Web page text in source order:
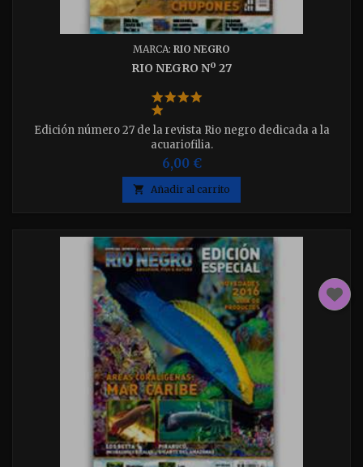
MARCA: RIO NEGRO
RIO NEGRO Nº 27
Edición número 27 de la revista Rio negro dedicada a la
acuariofilia.
6,00 €
 Añadir al carrito